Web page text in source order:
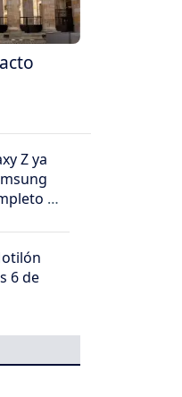
Z ya
su
6 de